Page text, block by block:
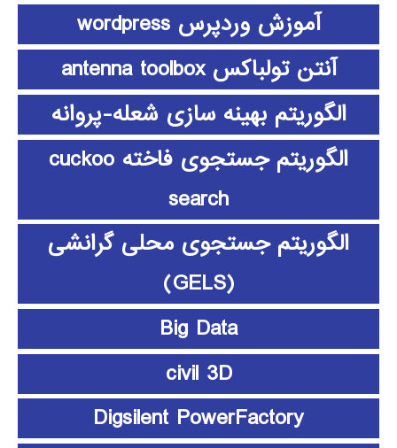
آموزش وردپرس wordpress
آنتن تولباکس antenna toolbox
الگوریتم بهینه سازی شعله-پروانه
الگوریتم جستجوی فاخته cuckoo
search
الگوریتم جستجوی محلی گرانشی
(GELS)
Big Data
civil 3D
Digsilent PowerFactory